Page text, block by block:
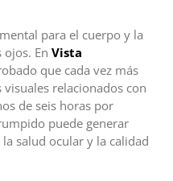
para el cuerpo y la
En Vista
que cada vez más
relacionados con
de seis horas por
puede generar
salud ocular y la calidad